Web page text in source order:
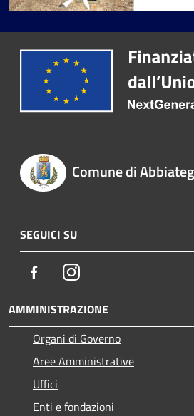
Comune di
SEGUICI SU
FacebookInstagram
AMMINISTRAZIONE
Organi di Governo
Aree Amministrative
Uffici
Enti e fondazioni